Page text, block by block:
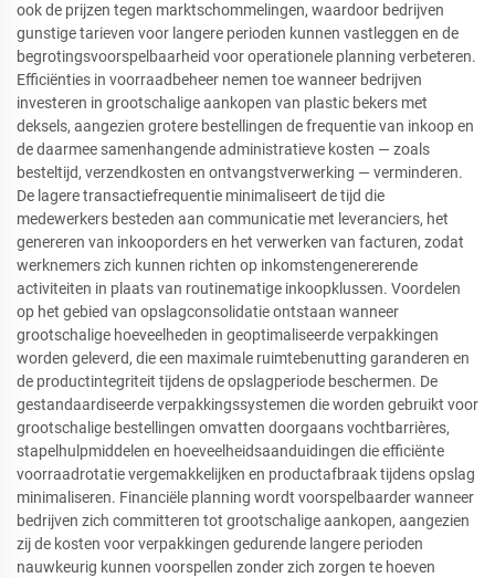
ook de prijzen tegen marktschommelingen, waardoor bedrijven
gunstige tarieven voor langere perioden kunnen vastleggen en de
begrotingsvoorspelbaarheid voor operationele planning verbeteren.
Efficiënties in voorraadbeheer nemen toe wanneer bedrijven
investeren in grootschalige aankopen van plastic bekers met
deksels, aangezien grotere bestellingen de frequentie van inkoop en
de daarmee samenhangende administratieve kosten — zoals
besteltijd, verzendkosten en ontvangstverwerking — verminderen.
De lagere transactiefrequentie minimaliseert de tijd die
medewerkers besteden aan communicatie met leveranciers, het
genereren van inkooporders en het verwerken van facturen, zodat
werknemers zich kunnen richten op inkomstengenererende
activiteiten in plaats van routinematige inkoopklussen. Voordelen
op het gebied van opslagconsolidatie ontstaan wanneer
grootschalige hoeveelheden in geoptimaliseerde verpakkingen
worden geleverd, die een maximale ruimtebenutting garanderen en
de productintegriteit tijdens de opslagperiode beschermen. De
gestandaardiseerde verpakkingssystemen die worden gebruikt voor
grootschalige bestellingen omvatten doorgaans vochtbarrières,
stapelhulpmiddelen en hoeveelheidsaanduidingen die efficiënte
voorraadrotatie vergemakkelijken en productafbraak tijdens opslag
minimaliseren. Financiële planning wordt voorspelbaarder wanneer
bedrijven zich committeren tot grootschalige aankopen, aangezien
zij de kosten voor verpakkingen gedurende langere perioden
nauwkeurig kunnen voorspellen zonder zich zorgen te hoeven